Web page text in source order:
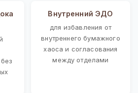
Внутренний ЭДО
для избавления от
внутреннего бумажного
хаоса и согласования
между отделами